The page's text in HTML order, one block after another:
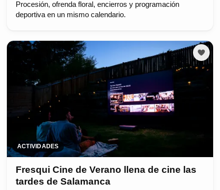
Procesión, ofrenda floral, encierros y programación
deportiva en un mismo calendario.
ACTIVIDADES
Fresqui Cine de Verano llena de cine las
tardes de Salamanca